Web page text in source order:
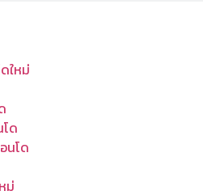
ใหม่
ด
นโด
ม่